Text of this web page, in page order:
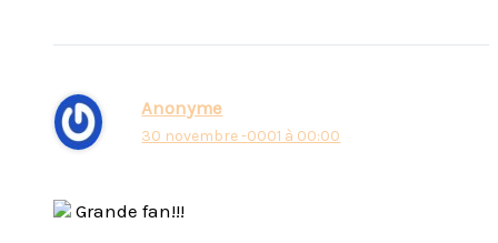
Anonyme
30 novembre -0001 à 00:00
Grande fan!!!